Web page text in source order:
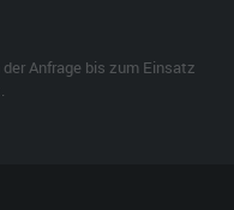
Anfrage bis zum Einsatz